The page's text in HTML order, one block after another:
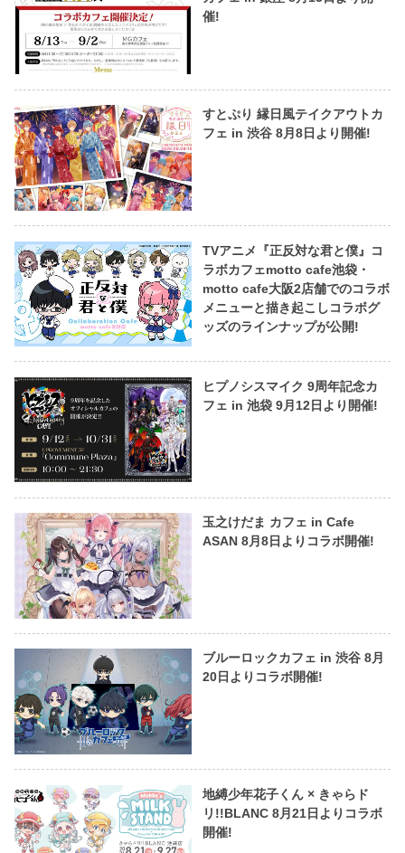
催!
すとぷり 縁日風テイクアウトカ
フェ in 渋谷 8月8日より開催!
TVアニメ『正反対な君と僕』コ
ラボカフェmotto cafe池袋・
motto cafe大阪2店舗でのコラボ
メニューと描き起こしコラボグ
ッズのラインナップが公開!
ヒプノシスマイク 9周年記念カ
フェ in 池袋 9月12日より開催!
玉之けだま カフェ in Cafe
ASAN 8月8日よりコラボ開催!
ブルーロックカフェ in 渋谷 8月
20日よりコラボ開催!
地縛少年花子くん × きゃらド
リ!!BLANC 8月21日よりコラボ
開催!